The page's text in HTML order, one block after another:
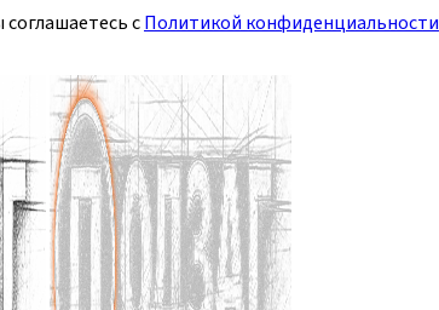
сПолитикой конфиденциальности